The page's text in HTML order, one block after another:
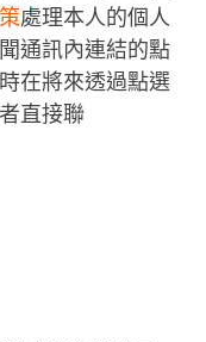
處理本人的個人
通訊內連結的點
在將來透過點選
直接聯